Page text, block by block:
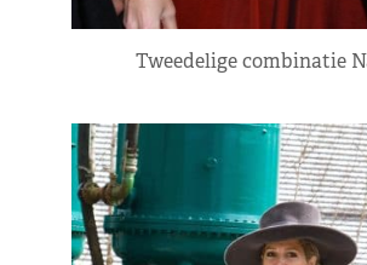
Tweedelige combinatie